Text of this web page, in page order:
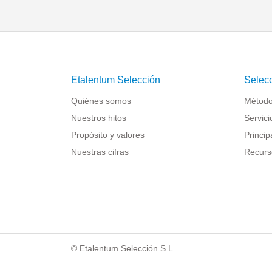
Etalentum Selección
Quiénes somos
Nuestros hitos
Propósito y valores
Nuestras cifras
© Etalentum Selección S.L.